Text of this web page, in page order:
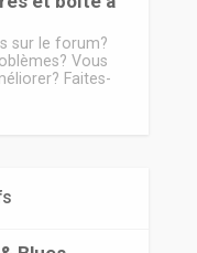
sur le forum?
Vous
Faites-